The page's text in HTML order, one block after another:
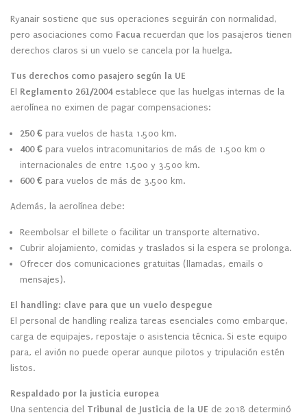
Ryanair sostiene que sus operaciones seguirán con normalidad,
pero asociaciones como Facua recuerdan que los pasajeros tienen
derechos claros si un vuelo se cancela por la huelga.
Tus derechos como pasajero según la UE
El Reglamento 261/2004establece que las huelgas internas de la
aerolínea no eximen de pagar compensaciones:
250 € para vuelos de hasta 1.500 km.
400 € para vuelos intracomunitarios de más de 1.500 km o
internacionales de entre 1.500 y 3.500 km.
600 € para vuelos de más de 3.500 km.
Además, la aerolínea debe:
Reembolsar el billete o facilitar un transporte alternativo.
Cubrir alojamiento, comidas y traslados si la espera se prolonga.
Ofrecer dos comunicaciones gratuitas (llamadas, emails o
mensajes).
El handling: clave para que un vuelo despegue
El personal de handling realiza tareas esenciales como embarque,
carga de equipajes, repostaje o asistencia técnica. Si este equipo
para, el avión no puede operar aunque pilotos y tripulación estén
listos.
Respaldado por la justicia europea
Una sentencia del Tribunal de Justicia de la UE de 2018 determinó